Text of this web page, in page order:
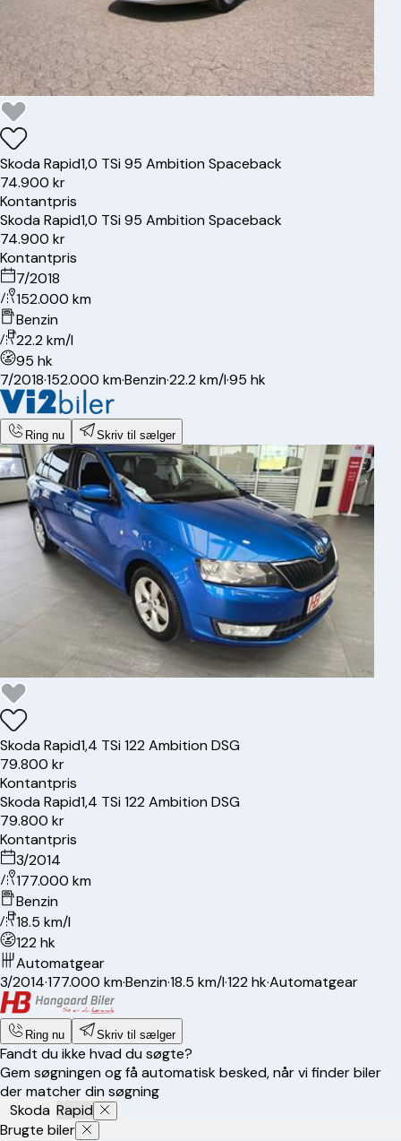
SkodaRapid1,0 TSi 95 Ambition Spaceback
74.900 kr
Kontantpris
SkodaRapid1,0 TSi 95 Ambition Spaceback
74.900 kr
Kontantpris
7/2018
152.000 km
Benzin
22.2 km/l
95 hk
7/2018·152.000 km·Benzin·22.2 km/l·95 hk
Ring nu Skriv til sælger
SkodaRapid1,4 TSi 122 Ambition DSG
79.800 kr
Kontantpris
SkodaRapid1,4 TSi 122 Ambition DSG
79.800 kr
Kontantpris
3/2014
177.000 km
Benzin
18.5 km/l
122 hk
Automatgear
3/2014·177.000 km·Benzin·18.5 km/l·122 hk·Automatgear
Ring nu Skriv til sælger
Fandt du ikke hvad du søgte?
Gem søgningen og få automatisk besked, når vi finder biler
der matcher din søgning
Skoda Rapid
Brugte biler